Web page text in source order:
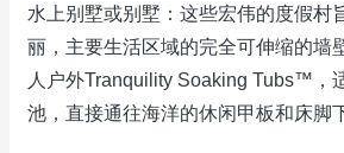
水上别墅或别墅：这些宏伟的度假村
丽，主要生活区域的完全可伸缩的墙
人户外Tranquility Soaking Tubs™，
池，直接通往海洋的休闲甲板和床脚